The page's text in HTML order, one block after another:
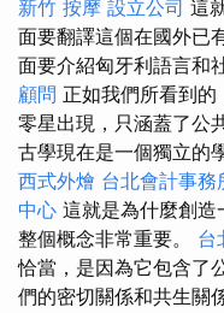
新竹 按摩 設立公司 這
面要翻譯這個在國外已
面要介紹匈牙利語言和
顧問 正如我們所看到
零星出現，只涵蓋了公
古學現在是一個獨立的
西式外燴 台北會計事務
中心 這就是為什麼創造
整個概念非常重要。 台
恰當，是因為它包含了
們的密切關係和共生關係